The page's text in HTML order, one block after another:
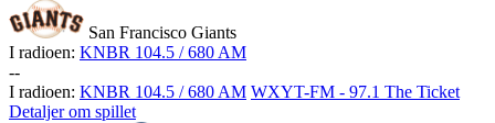
San Francisco Giants
I radioen: KNBR 104.5 / 680 AM
--
I radioen: KNBR 104.5 / 680 AM WXYT-FM - 97.1 The Ticket
Detaljer om spillet